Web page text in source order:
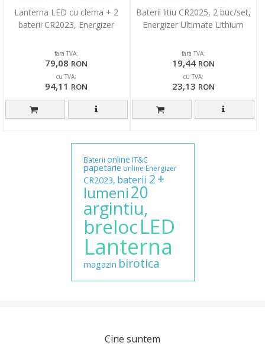
Lanterna LED cu clema + 2
baterii CR2023, Energizer
fara TVA:
79,08 RON
cu TVA:
94,11 RON
Baterii litiu CR2025, 2 buc/set,
Energizer Ultimate Lithium
fara TVA:
19,44 RON
cu TVA:
23,13 RON
Baterii online IT&C
papetarie online Energizer
CR2023, baterii 2+
lumeni20
argintiu,
brelocLED
Lanterna
magazin birotica
Cine suntem